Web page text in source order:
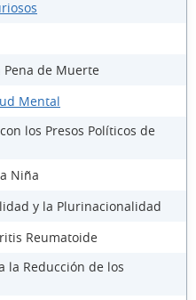
de Muerte
Mental
los Presos Políticos de
Niña
y la Plurinacionalidad
Reumatoide
la Reducción de los